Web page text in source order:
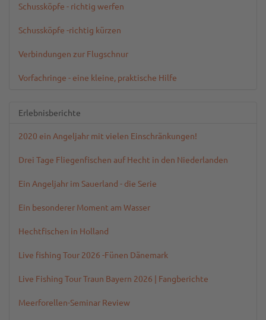
Schussköpfe - richtig werfen
Schussköpfe -richtig kürzen
Verbindungen zur Flugschnur
Vorfachringe - eine kleine, praktische Hilfe
Erlebnisberichte
2020 ein Angeljahr mit vielen Einschränkungen!
Drei Tage Fliegenfischen auf Hecht in den Niederlanden
Ein Angeljahr im Sauerland - die Serie
Ein besonderer Moment am Wasser
Hechtfischen in Holland
Live fishing Tour 2026 -Fünen Dänemark
Live Fishing Tour Traun Bayern 2026 | Fangberichte
Meerforellen-Seminar Review